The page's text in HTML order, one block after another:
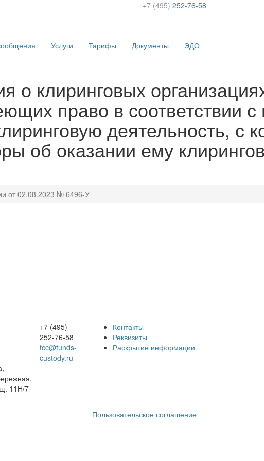
+7 (495) 252-76-58
Услуги Тарифы Документы ЭДО
клиринговых
право в соответствии
деятельность, с
об оказании ему
от 02.08.2023 № 6496-У
+7 (495)
252-76-58
fcc@funds-
custody.ru
11H/7
Контакты
Реквизиты
Раскрытие информации
Пользовательское соглашение